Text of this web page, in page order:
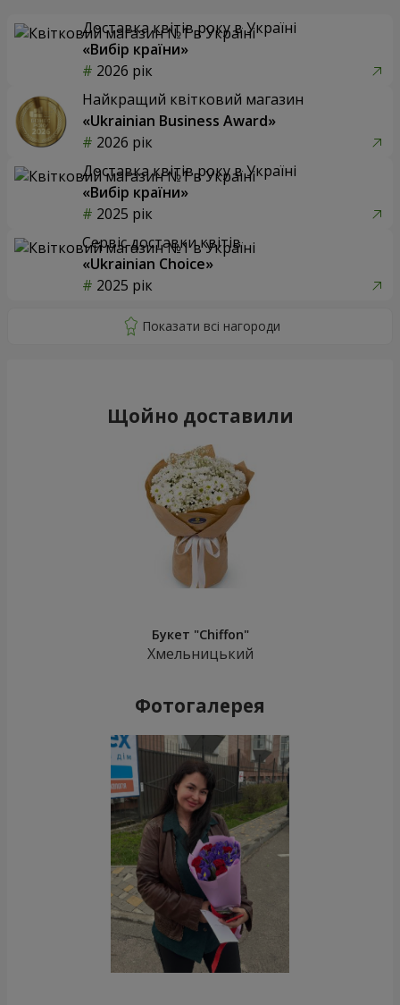
Доставка квітів року в Україні
«Вибір країни»
2026 рік
Найкращий квітковий магазин
«Ukrainian Business Award»
2026 рік
Доставка квітів року в Україні
«Вибір країни»
2025 рік
Сервіс доставки квітів
«Ukrainian Choice»
2025 рік
Щойно доставили
Букет "Chiffon"
Хмельницький
Фотогалерея